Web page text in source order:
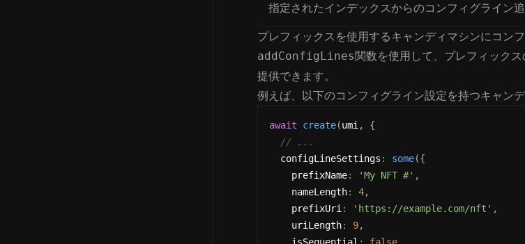
指定されたインデックスからのコンフィグライン
プレフィックスを使用するキャンディマシンにコン
addConfigLines関数を使用して、プレフィック
提供できます。
例えば、以下のコンフィグライン設定を持つキャン
await create(umi ,
{
// ...
  configLineSettings
: some({
    prefixName
: 'My NFT #' ,
    nameLength
: 4,
    prefixUri
: 'https://example.com/nft' ,
    uriLength
: 9,